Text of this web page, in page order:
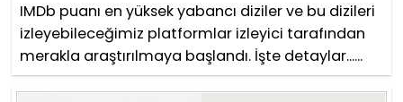
IMDb puanı en yüksek yabancı diziler ve bu dizileri
izleyebileceğimiz platformlar izleyici tarafından
merakla araştırılmaya başlandı. İşte detaylar......